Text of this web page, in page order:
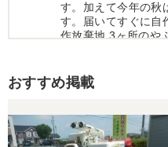
す。加えて今年の秋
す。届いてすぐに自
作放棄地 3ヶ所のや
本当にお世話にな
しかったです。助か
おすすめ掲載